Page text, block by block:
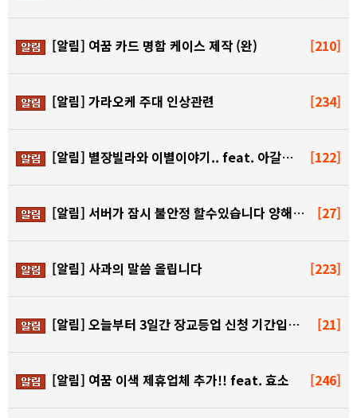
[210]
[알림] 여꿈 카드 명함 케이스 제작 (완)
[234]
[알림] 가라오케 주대 인상관련
[122]
[알림] 별장빌라와 이별이야기.. feat. 아갈파이터 굿밤
[27]
[알림] 서버가 잠시 불안정 할수있습니다 양해부탁드려요 ^^;
[223]
[알림] 사과의 말씀 올립니다
[21]
[알림] 오늘부터 3일간 장교등업 신청 기간입니다^^ (미활동 …
[246]
[알림] 여꿈 이색 제휴업체 추가!! feat. 효소